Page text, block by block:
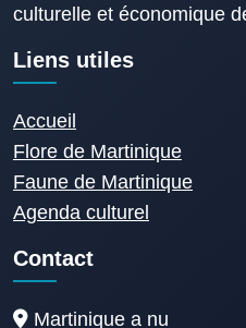
culturelle et économique
Liens utiles
Accueil
Flore de Martinique
Faune de Martinique
Agenda culturel
Contact
Martinique a nu